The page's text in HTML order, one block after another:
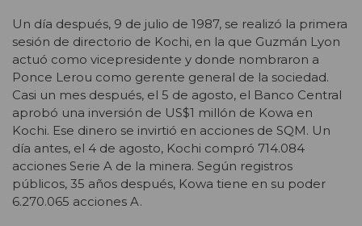
Un día después, 9 de julio de 1987, se realizó la primera
sesión de directorio de Kochi, en la que Guzmán Lyon
actuó como vicepresidente y donde nombraron a
Ponce Lerou como gerente general de la sociedad.
Casi un mes después, el 5 de agosto, el Banco Central
aprobó una inversión de US$1 millón de Kowa en
Kochi. Ese dinero se invirtió en acciones de SQM. Un
día antes, el 4 de agosto, Kochi compró 714.084
acciones Serie A de la minera. Según registros
públicos, 35 años después, Kowa tiene en su poder
6.270.065 acciones A.